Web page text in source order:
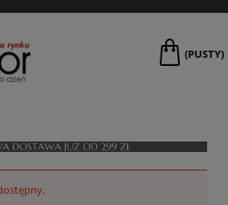
(PUSTY)